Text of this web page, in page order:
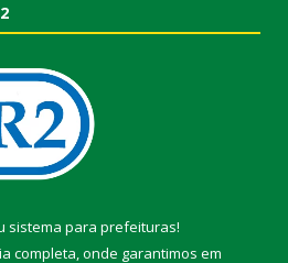
sistema para prefeituras!
completa, onde garantimos em